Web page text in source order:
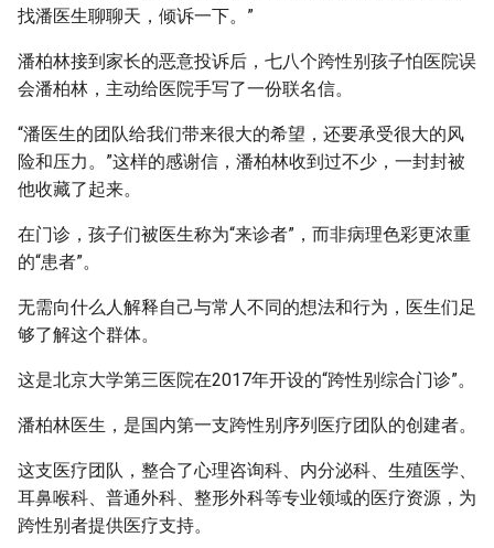
找潘医生聊聊天，倾诉一下。”
潘柏林接到家长的恶意投诉后，七八个跨性别孩子怕医院误
会潘柏林，主动给医院手写了一份联名信。
“潘医生的团队给我们带来很大的希望，还要承受很大的风
险和压力。”这样的感谢信，潘柏林收到过不少，一封封被
他收藏了起来。
在门诊，孩子们被医生称为“来诊者”，而非病理色彩更浓重
的“患者”。
无需向什么人解释自己与常人不同的想法和行为，医生们足
够了解这个群体。
这是北京大学第三医院在2017年开设的“跨性别综合门诊”。
潘柏林医生，是国内第一支跨性别序列医疗团队的创建者。
这支医疗团队，整合了心理咨询科、内分泌科、生殖医学、
耳鼻喉科、普通外科、整形外科等专业领域的医疗资源，为
跨性别者提供医疗支持。